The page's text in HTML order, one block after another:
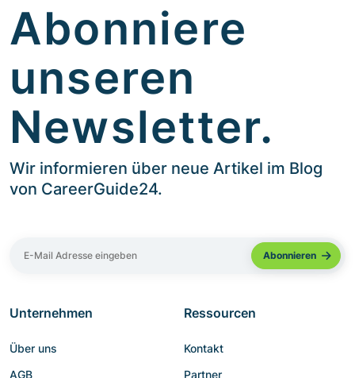
Abonniere
unseren
Newsletter.
Wir informieren über neue Artikel im Blog
von CareerGuide24.
Unternehmen
Über uns
AGB
Ressourcen
Kontakt
Partner